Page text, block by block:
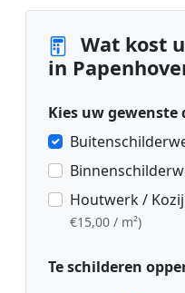
Wat kost
in
Kies uw gewenste
Houtwerk /
€15,00 / m²)
Te schilderen